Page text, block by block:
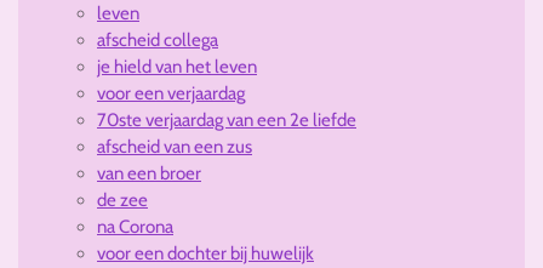
leven
afscheid collega
je hield van het leven
voor een verjaardag
70ste verjaardag van een 2e liefde
afscheid van een zus
van een broer
de zee
na Corona
voor een dochter bij huwelijk